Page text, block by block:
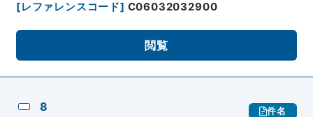
[レファレンスコード] C06032032900
閲覧
8 件名